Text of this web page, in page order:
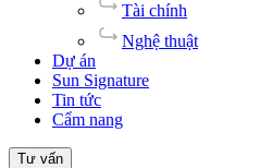
Tài chính
Nghệ thuật
Dự án
Sun Signature
Tin tức
Cẩm nang
Tư vấn